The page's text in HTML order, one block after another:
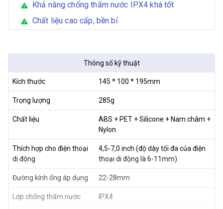
warning Khả năng chống thấm nước IPX4 khá tốt
warning Chất liệu cao cấp, bền bỉ
Thông số kỹ thuật
Kích thước 145 * 100 * 195mm
Trọng lượng 285g
Chất liệu
ABS + PET + Silicone + Nam châm +
Nylon
Thích hợp cho điện thoại
di động
4,5-7,0 inch (độ dày tối đa của điện
thoại di động là 6-11mm)
Đường kính ống áp dụng 22-28mm
Lớp chống thấm nước IPX4